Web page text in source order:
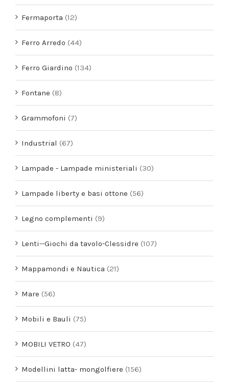
Fermaporta (12)
Ferro Arredo (44)
Ferro Giardino (134)
Fontane (8)
Grammofoni (7)
Industrial (67)
Lampade - Lampade ministeriali (30)
Lampade liberty e basi ottone (56)
Legno complementi (9)
Lenti--Giochi da tavolo-Clessidre (107)
Mappamondi e Nautica (21)
Mare (56)
Mobili e Bauli (75)
MOBILI VETRO (47)
Modellini latta- mongolfiere (156)